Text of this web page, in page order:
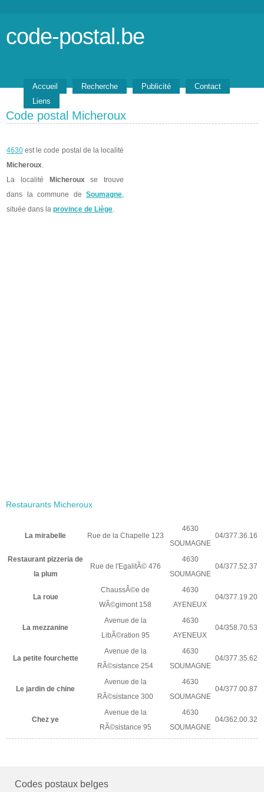
code-postal.be
Accueil Recherche Publicité
Contact
Liens
Code postal Micheroux
4630 est le code postal de la localité
Micheroux.
La localité
Micherouxse trouve
dans la commune de Soumagne,
située dans la province de Liège.
Restaurants Micheroux
La mirabelle Rue de la Chapelle 123
4630
SOUMAGNE
04/377.36.16
Restaurant pizzeria de
la plum
Rue de l'EgalitÃ© 476
4630
SOUMAGNE
04/377.52.37
La roue
ChaussÃ©e de
WÃ©gimont 158
4630
AYENEUX
04/377.19.20
La mezzanine
Avenue de la
LibÃ©ration 95
4630
AYENEUX
04/358.70.53
La petite fourchette
Avenue de la
RÃ©sistance 254
4630
SOUMAGNE
04/377.35.62
Le jardin de chine
Avenue de la
RÃ©sistance 300
4630
SOUMAGNE
04/377.00.87
Chez ye
Avenue de la
RÃ©sistance 95
4630
SOUMAGNE
04/362.00.32
Codes postaux belges